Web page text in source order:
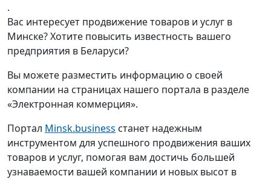
.
Вас интересует продвижение товаров и услуг в
Минске? Хотите повысить известность вашего
предприятия в Беларуси?
Вы можете разместить информацию о своей
компании на страницах нашего портала в разделе
«Электронная коммерция».
Портал Minsk.business станет надежным
инструментом для успешного продвижения ваших
товаров и услуг, помогая вам достичь большей
узнаваемости вашей компании и новых высот в